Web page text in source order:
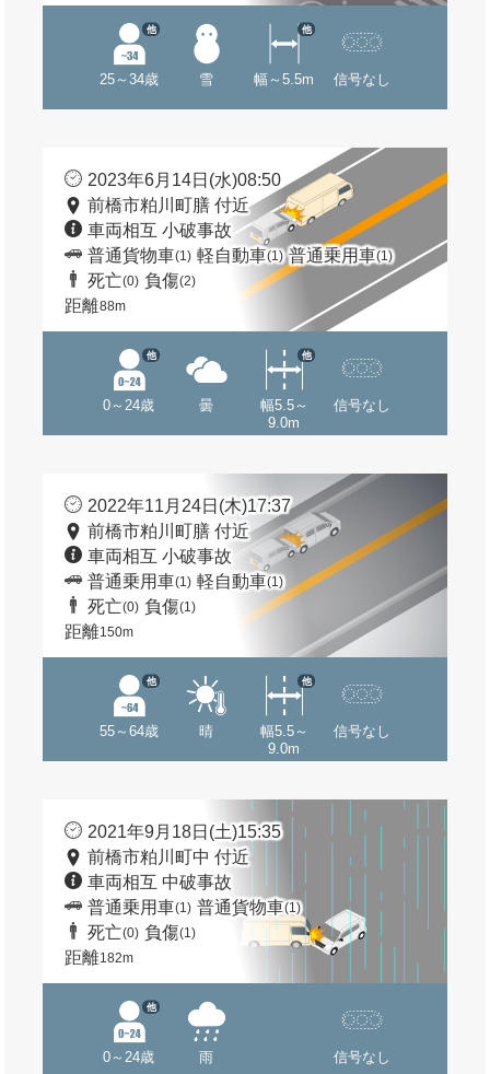
25～34歳
他
雪 幅～5.5m
他
信号なし
2023年6月14日(水)08:50
前橋市粕川町膳 付近
車両相互 小破事故
普通貨物車(1) 軽自動車(1) 普通乗用車(1)
死亡(0) 負傷(2)
距離88m
0～24歳
他
曇
幅5.5～
9.0m
他
信号なし
2022年11月24日(木)17:37
前橋市粕川町膳 付近
車両相互 小破事故
普通乗用車(1) 軽自動車(1)
死亡(0) 負傷(1)
距離150m
55～64歳
他
晴
幅5.5～
9.0m
他
信号なし
2021年9月18日(土)15:35
前橋市粕川町中 付近
車両相互 中破事故
普通乗用車(1) 普通貨物車(1)
死亡(0) 負傷(1)
距離182m
0～24歳
他
雨 信号なし